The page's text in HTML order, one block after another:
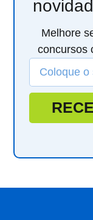
Melhore
concursos